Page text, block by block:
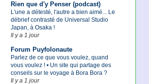
Rien que d'y Penser (podcast)
L'une a détesté, l'autre a bien aimé... Le
débrief contrasté de Universal Studio
Japan, à Osaka !
Il y a 1 jour
Forum Puyfolonaute
Parlez de ce que vous voulez, quand
vous voulez ! • Un site qui partage des
conseils sur le voyage à Bora Bora ?
Il y a 1 jour